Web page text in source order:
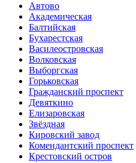
Автово
Академическая
Балтийская
Бухарестская
Василеостровская
Волковская
Выборгская
Горьковская
Гражданский проспект
Девяткино
Елизаровская
Звёздная
Кировский завод
Комендантский проспект
Крестовский остров